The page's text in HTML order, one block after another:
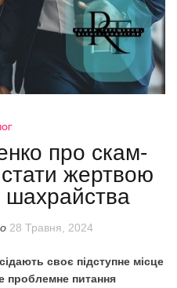
про скам-
жертвою
шахрайства
28 Травня, 2024
своє підступне місце
проблемне питання